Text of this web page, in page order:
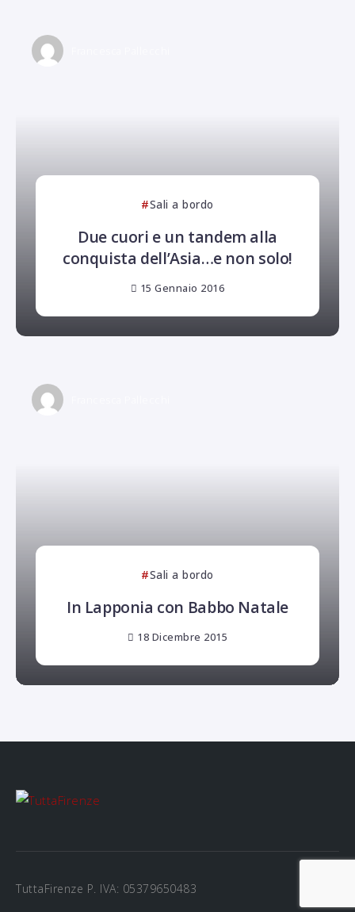
Sali a bordo
Due cuori e un tandem alla
conquista dell’Asia…e non solo!
15 Gennaio 2016
Sali a bordo
In Lapponia con Babbo Natale
18 Dicembre 2015
TuttaFirenze P. IVA: 05379650483